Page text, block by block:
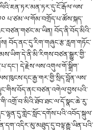
པ་ཙམ་ལ་གོམ་བགྲོད་པ་ཚོས་སྐད་
བོད་ནི་བོད་མིའི་
བོད་ནང་དུ་རིག་གཞུང་རྩ་རླག་གཏོང་
དེ་རྗེས་ལས་འགུལ་གོ་སྒྲིག་